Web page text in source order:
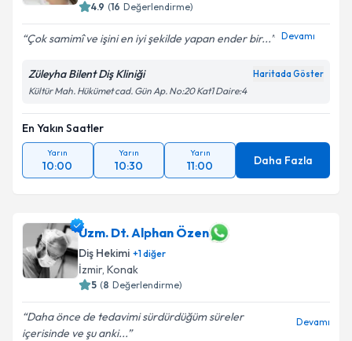
4.9 (16 Değerlendirme)
Çok samimî ve işini en iyi şekilde yapan ender bir... Devamı
Züleyha Bilent Diş Kliniği Haritada Göster
Kültür Mah. Hükümet cad. Gün Ap. No:20 Kat1 Daire:4
En Yakın Saatler
Yarın
10:00
Yarın
10:30
Yarın
11:00 Daha Fazla
Uzm. Dt. Alphan Özen
Diş Hekimi +1diğer
İzmir, Konak
5 (8 Değerlendirme)
Daha önce de tedavimi sürdürdüğüm süreler
içerisinde ve şu anki...
Devamı